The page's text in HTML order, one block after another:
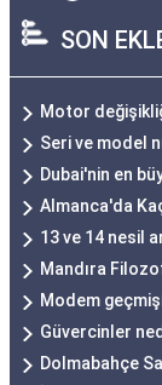
SON
Motor
Seri ve model
Dubai'nin en
Almanca'da
13 ve 14 nesil
Mandıra
Modem
Güvercinler
Dolmabahçe